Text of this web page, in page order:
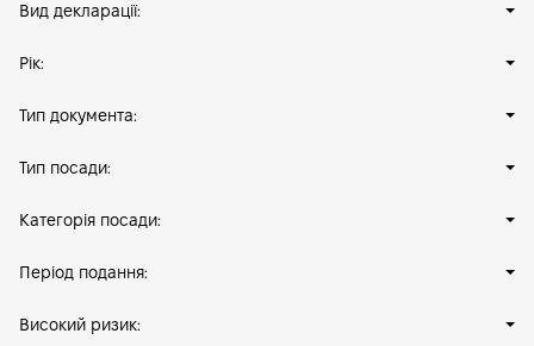
Вид декларації:
Рік:
Тип документа:
Тип посади:
Категорія посади:
Період подання:
Високий ризик: